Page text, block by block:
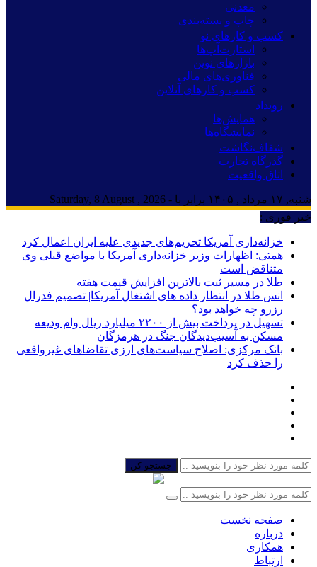
معدنی
چاپ و بسته‌بندی
کسب و کارهای نو
استارت‌آپ‌ها
بازارهای نوین
فناوری‌های مالی
کسب و کارهای آنلاین
رویداد
همایش‌ها
نمایشگاه‌ها
شفاف‌نگاشت
گذرگاه تجارت
اتاق واقعیت
شنبه, ۱۷ مرداد , ۱۴۰۵ برابر با - Saturday, 8 August , 2026
خبر فوری :
خزانه‌داری آمریکا تحریم‌های جدیدی علیه ایران اعمال کرد
همتی: اظهارات وزیر خزانه‌داری آمریکا با مواضع قبلی وی
متناقض است
طلا در مسیر ثبت بالاترین افزایش قیمت هفته
انس طلا در انتظار داده های اشتغال آمریکا| تصمیم فدرال
رزرو چه خواهد بود؟
تسهیل در پرداخت بیش از ۲۲۰۰ میلیارد ریال وام ودیعه
مسکن به آسیب‌دیدگان جنگ در هرمزگان
بانک مرکزی: اصلاح سیاست‌های ارزی تقاضاهای غیرواقعی
را حذف کرد
جستجو کن
صفحه نخست
درباره
همکاری
ارتباط